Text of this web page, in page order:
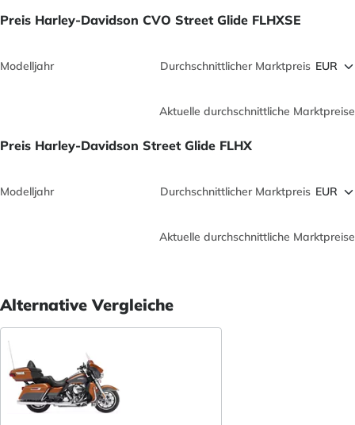
Preis Harley-Davidson CVO Street Glide FLHXSE
Modelljahr Durchschnittlicher Marktpreis
Aktuelle durchschnittliche Marktpreise
Preis Harley-Davidson Street Glide FLHX
Modelljahr Durchschnittlicher Marktpreis
Aktuelle durchschnittliche Marktpreise
Alternative Vergleiche